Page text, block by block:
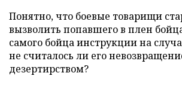
Понятно, что боевые товарищи
вызволить попавшего в плен
самого бойца инструкции на
не считалось ли его
дезертирством?